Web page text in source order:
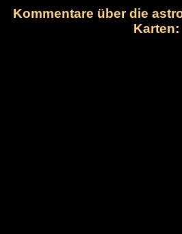
Kommentare über die
Karten: